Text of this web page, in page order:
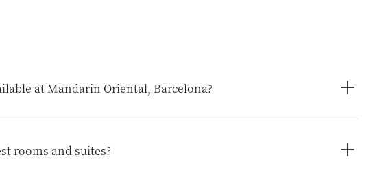
at Mandarin Oriental, Barcelona?
Premier and Terrace Suites. The hotel also offers signature suites like
Penthouse Suite.
rooms and suites?